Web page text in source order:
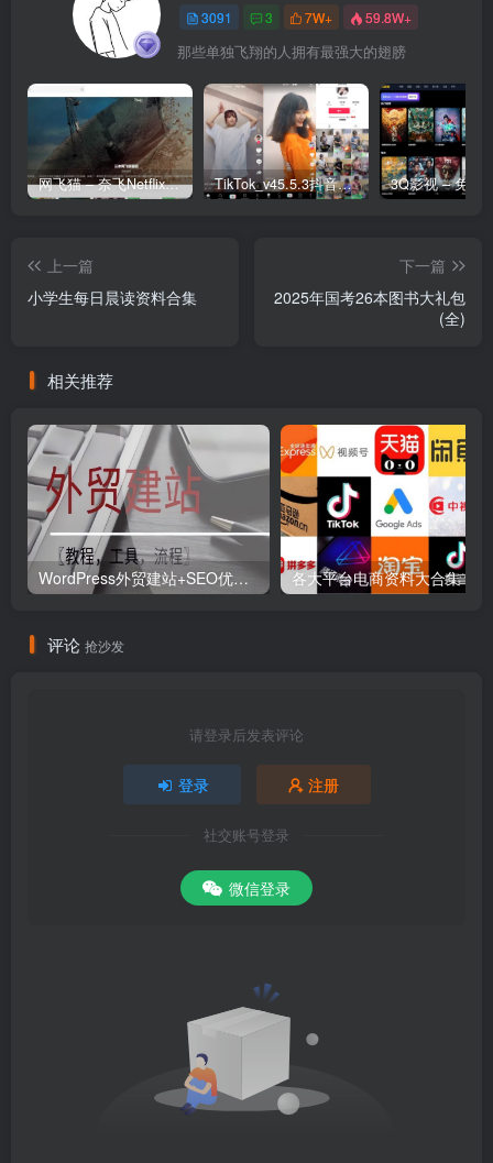
3091 3 7W+ 59.8W+
那些单独飞翔的人拥有最强大的翅膀
网飞猫 – 奈飞Netflix免费看 TikTok_v45.5.3抖音国际版_免拔卡解锁全球版
上一篇
小学生每日晨读资料合集
下一篇
2025年国考26本图书大礼包
(全)
相关推荐
WordPress外贸建站+SEO优化课程【教程，工具，流程】
评论 抢沙发
请登录后发表评论
登录 注册
社交账号登录
微信登录